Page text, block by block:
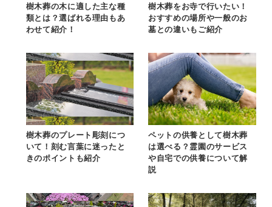
樹木葬の木に適した主な種
類とは？選ばれる理由もあ
わせて紹介！
樹木葬をお寺で行いたい！
おすすめの場所や一般のお
墓との違いもご紹介
樹木葬のプレート彫刻につ
いて！刻む言葉に迷ったと
きのポイントも紹介
ペットの供養として樹木葬
は選べる？霊園のサービス
や自宅での供養について解
説